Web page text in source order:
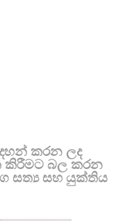
කරන ලද
බල කරන
සත්‍ය සහ යුක්තිය